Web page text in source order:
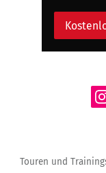
Touren und